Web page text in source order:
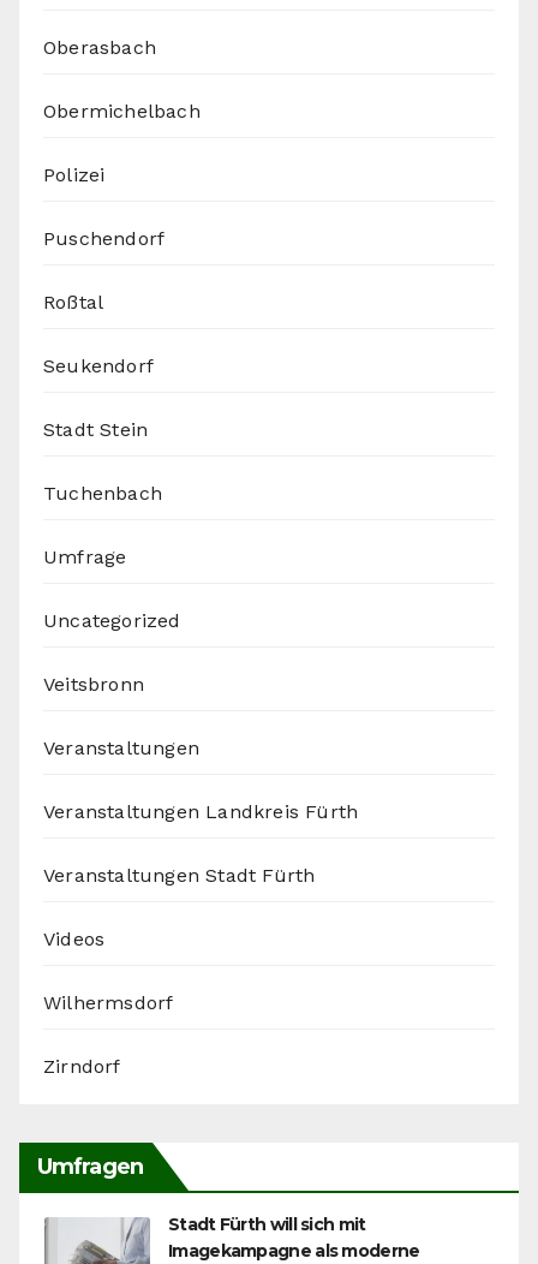
Oberasbach
Obermichelbach
Polizei
Puschendorf
Roßtal
Seukendorf
Stadt Stein
Tuchenbach
Umfrage
Uncategorized
Veitsbronn
Veranstaltungen
Veranstaltungen Landkreis Fürth
Veranstaltungen Stadt Fürth
Videos
Wilhermsdorf
Zirndorf
Umfragen
Stadt Fürth will sich mit
Imagekampagne als moderne